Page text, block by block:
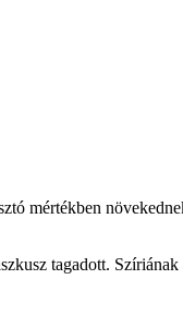
mértékben
tagadott.